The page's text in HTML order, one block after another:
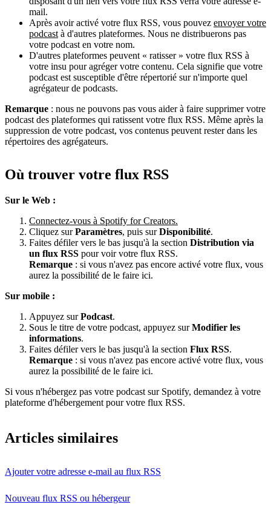
mail.
Après avoir activé votre flux RSS, vous pouvez envoyer votre
podcast à d'autres plateformes. Nous ne distribuerons pas
votre podcast en votre nom.
D'autres plateformes peuvent « ratisser » votre flux RSS à
votre insu pour agréger votre contenu. Cela signifie que votre
podcast est susceptible d'être répertorié sur n'importe quel
agrégateur de podcasts.
Remarque : nous ne pouvons pas vous aider à faire supprimer votre
podcast des plateformes qui ratissent votre flux RSS. Même après la
suppression de votre podcast, vos contenus peuvent rester dans les
répertoires des agrégateurs.
Où trouver votre flux RSS
Sur le Web :
Connectez-vous à Spotify for Creators.
Cliquez surParamètres, puis surDisponibilité.
Faites défiler vers le bas jusqu'à la section Distribution via
un flux RSS pour voir votre flux RSS.
Remarque : si vous n'avez pas encore activé votre flux, vous
aurez la possibilité de le faire ici.
Sur mobile :
Appuyez surPodcast.
Sous le titre de votre podcast, appuyez surModifier les
informations.
Faites défiler vers le bas jusqu'à la section Flux RSS.
Remarque : si vous n'avez pas encore activé votre flux, vous
aurez la possibilité de le faire ici.
Si vous n'hébergez pas votre podcast sur Spotify, demandez à votre
plateforme d'hébergement pour votre flux RSS.
Articles similaires
Ajouter votre adresse e-mail au flux RSS
Nouveau flux RSS ou hébergeur